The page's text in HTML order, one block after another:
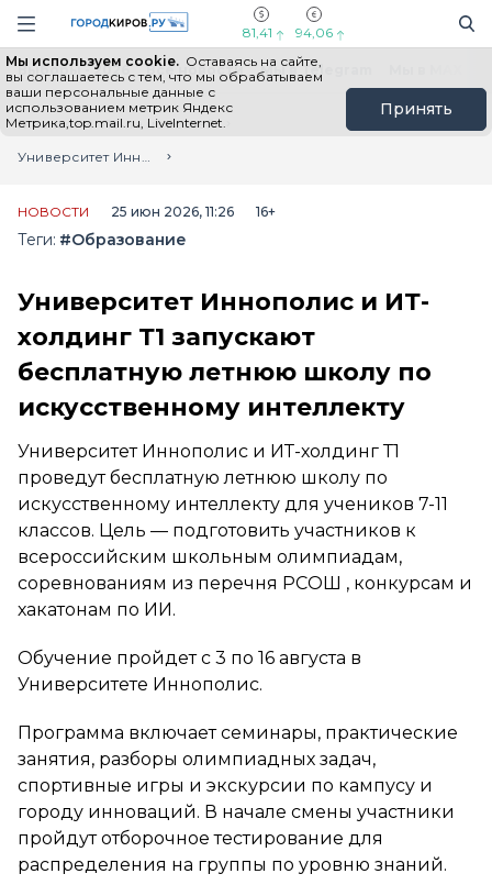
Навигация сайта
81,41 94,06
Мы используем cookie. Оставаясь на сайте,
вы соглашаетесь с тем, что мы обрабатываем
ваши персональные данные с
использованием метрик Яндекс
Метрика,top.mail.ru, LiveInternet.
Принять
Выборы - 2026 Все новости Мы в Telegram
Главная
Лента новостей
Университет Иннополис и ИТ-холдинг Т1 запускают бесплатную летнюю школу по искусственному интеллекту
НОВОСТИ 25 июн 2026, 11:26 16+
Теги: #Образование
Университет Иннополис и ИТ-
холдинг Т1 запускают
бесплатную летнюю школу по
искусственному интеллекту
Университет Иннополис и ИТ-холдинг Т1
проведут бесплатную летнюю школу по
искусственному интеллекту для учеников 7-11
классов. Цель — подготовить участников к
всероссийским школьным олимпиадам,
соревнованиям из перечня РСОШ , конкурсам и
хакатонам по ИИ.
Обучение пройдет с 3 по 16 августа в
Университете Иннополис.
Программа включает семинары, практические
занятия, разборы олимпиадных задач,
спортивные игры и экскурсии по кампусу и
городу инноваций. В начале смены участники
пройдут отборочное тестирование для
распределения на группы по уровню знаний.